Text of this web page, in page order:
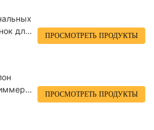
для
ПРОСМОТРЕТЬ ПРОДУКТЫ
ПРОСМОТРЕТЬ ПРОДУКТЫ